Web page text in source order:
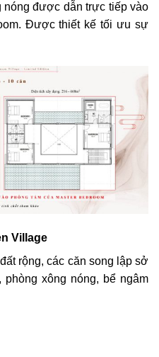
được dẫn trực tiếp vào
Được thiết kế tối ưu sự
Village
rộng, các căn song lập sở
xông nóng, bể ngâm